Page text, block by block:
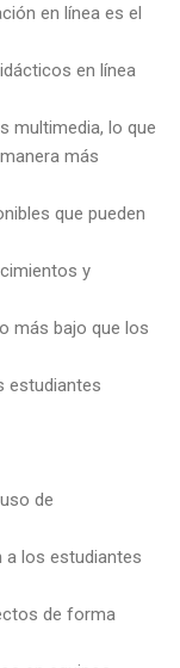
en línea es el
en línea
multimedia, lo que
más
que pueden
y
más bajo que los
estudiantes
de
a los estudiantes
de forma